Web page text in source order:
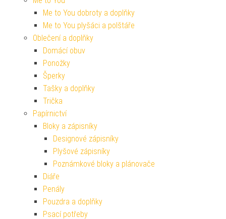
Me to You dobroty a doplňky
Me to You plyšáci a polštáře
Oblečení a doplňky
Domácí obuv
Ponožky
Šperky
Tašky a doplňky
Trička
Papírnictví
Bloky a zápisníky
Designové zápisníky
Plyšové zápisníky
Poznámkové bloky a plánovače
Diáře
Penály
Pouzdra a doplňky
Psací potřeby